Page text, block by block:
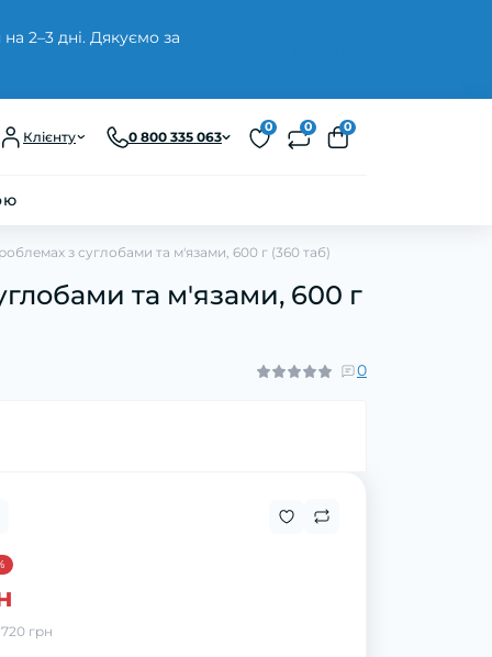
2–3 дні. Дякуємо за
Клієнту 0 800 335 063
0 0 0
з суглобами та м'язами, 600 г (360 таб)
та м'язами, 600 г
0
720 грн